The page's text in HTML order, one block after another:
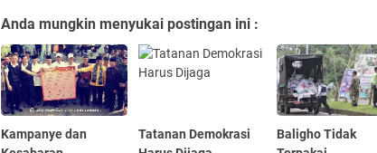
Anda mungkin menyukai postingan ini :
Kampanye dan
Tatanan Demokrasi
Baligho Tidak